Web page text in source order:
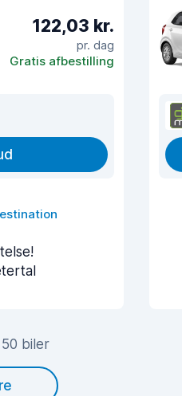
122,03 kr.
pr. dag
Gratis afbestilling
biler